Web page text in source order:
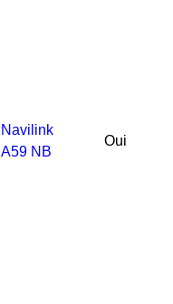
Navilink
A59 NB
Oui